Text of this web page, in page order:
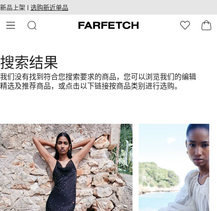
至
内
障碍网络
设
新品上架 | 选购新近单品
搜索结果
我们没有找到符合您搜索要求的商品，您可以浏览我们的编辑
精选及推荐商品，或点击以下链接按商品类别进行选购。